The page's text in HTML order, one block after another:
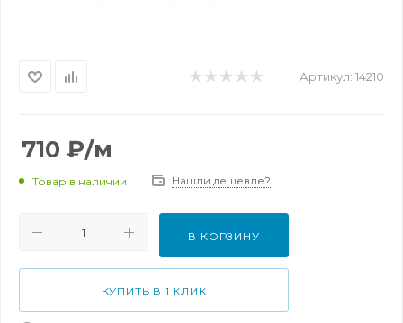
Артикул: 14210
710 ₽/м
Товар в наличии Нашли дешевле?
В КОРЗИНУ
КУПИТЬ В 1 КЛИК